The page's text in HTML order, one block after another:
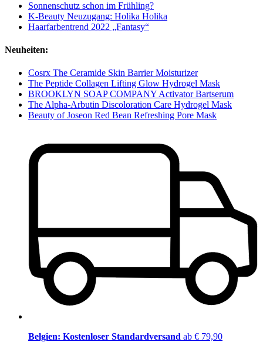
Sonnenschutz schon im Frühling?
K-Beauty Neuzugang: Holika Holika
Haarfarbentrend 2022 „Fantasy“
Neuheiten:
Cosrx The Ceramide Skin Barrier Moisturizer
The Peptide Collagen Lifting Glow Hydrogel Mask
BROOKLYN SOAP COMPANY Activator Bartserum
The Alpha-Arbutin Discoloration Care Hydrogel Mask
Beauty of Joseon Red Bean Refreshing Pore Mask
Belgien: Kostenloser Standardversand ab € 79,90